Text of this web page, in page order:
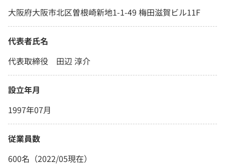
大阪府大阪市北区曽根崎新地1-1-49 梅田滋賀ビル11F
代表者氏名
代表取締役 田辺 淳介
設立年月
1997年07月
従業員数
600名（2022/05現在）